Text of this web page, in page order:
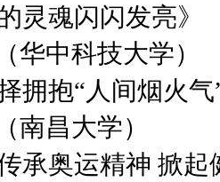
灵魂闪闪发亮》
华中科技大学）
拥抱“人间烟火
南昌大学）
承奥运精神 掀起